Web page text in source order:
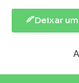
Deixar